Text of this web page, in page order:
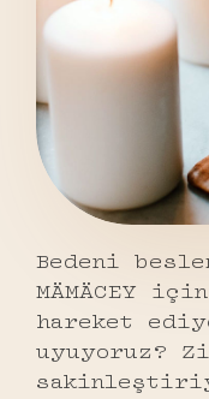
Bedeni
MÄMÄCEY için
hareket
uyuyoruz?